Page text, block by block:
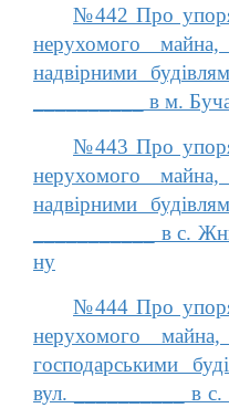
№442 Про
нерухомого
надвірними
__________ в м.
№443 Про
нерухомого
надвірними
___________ в с.
ну
№444 Про
нерухомого
господарськими
вул. __________ в с.